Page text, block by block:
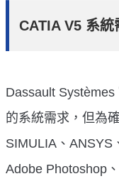
CATIA V5 系統
Dassault
的系統需求，但為
SIMULIA、ANSYS
Adobe Photoshop